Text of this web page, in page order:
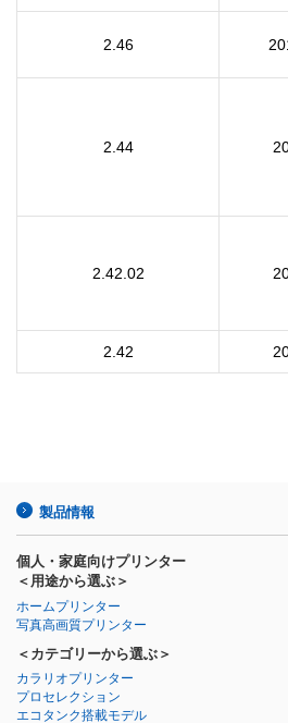
2.46
2.44
2.42.02
2.42
製品情報
個人・家庭向けプリンター
＜用途から選ぶ＞
ホームプリンター
写真高画質プリンター
＜カテゴリーから選ぶ＞
カラリオプリンター
プロセレクション
エコタンク搭載モデル